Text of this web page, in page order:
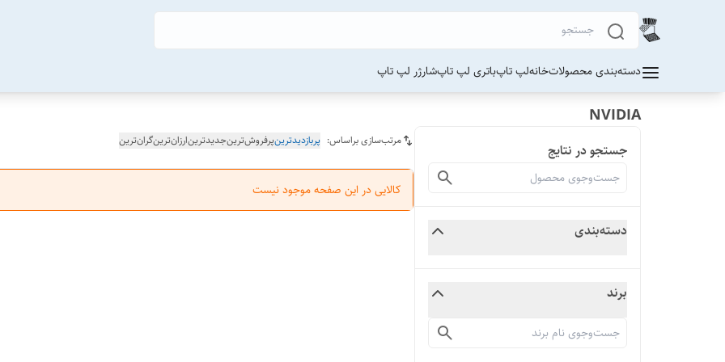
دسته‌بندی محصولاتخانهلپ تاپباتری لپ تاپشارژر لپ تاپ
NVIDIA
جستجو در نتایج
دسته‌بندی
برند
مرتب‌سازی براساس: پربازدیدترینپرفروش‌ترینجدیدترینارزان‌ترینگران‌ترین
کالایی در این صفحه موجود نیست